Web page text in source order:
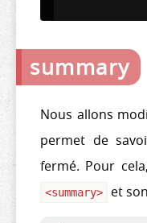
summary
Nous allons
permet de
fermé. Pour
<summary> et son